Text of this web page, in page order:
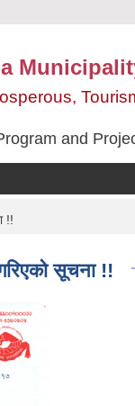
and
!!
सूचना !!